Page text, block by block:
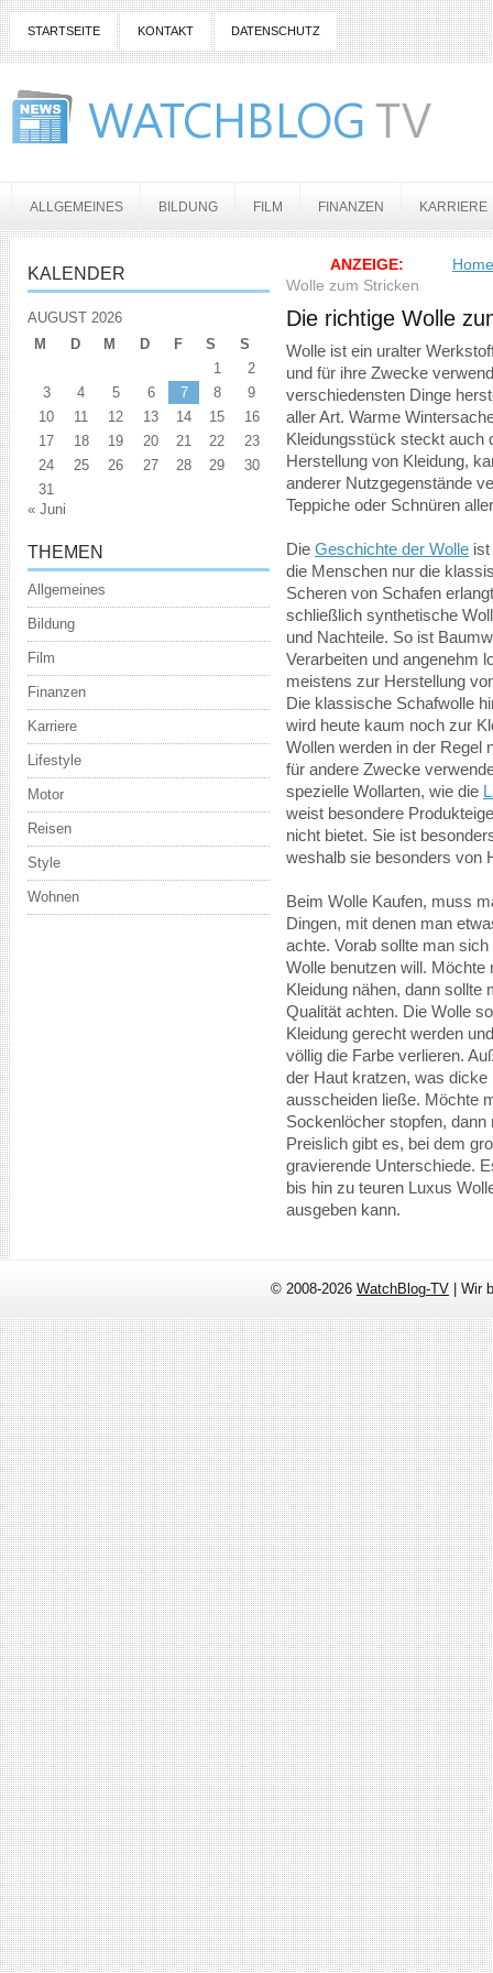
STARTSEITE KONTAKT DATENSCHUTZ
ALLGEMEINES BILDUNG FILM FINANZEN KARRIERE
ANZEIGE:
Home
Wolle zum Stricken
Die richtige Wolle
Wolle ist ein uralter
und für ihre Zwecke
verschiedensten Dinge
aller Art. Warme
Kleidungsstück steckt auch
Herstellung von Kleidung,
anderer Nutzgegenstände
Teppiche oder Schnüren
Die Geschichte der Wolle
die Menschen nur die
Scheren von Schafen
schließlich synthetische
und Nachteile. So ist
Verarbeiten und angenehm
meistens zur Herstellung
Die klassische Schafwolle
wird heute kaum noch zur
Wollen werden in der Regel
für andere Zwecke
spezielle Wollarten, wie die
weist besondere
nicht bietet. Sie ist
weshalb sie besonders von
Beim Wolle Kaufen, muss
Dingen, mit denen man
achte. Vorab sollte man
Wolle benutzen will.
Kleidung nähen, dann sollte
Qualität achten. Die Wolle
Kleidung gerecht werden
völlig die Farbe verlieren.
der Haut kratzen, was
ausscheiden ließe. Möchte
Sockenlöcher stopfen,
Preislich gibt es, bei dem
gravierende Unterschiede.
bis hin zu teuren Luxus
ausgeben kann.
KALENDER
AUGUST 2026
M
D M D F S
S
1
2
3
4 5 6 7 8
9
10
11 12 13 14 15
16
17
18 19 20 21 22
23
24
25 26 27 28 29
30
31
« Juni
THEMEN
Allgemeines
Bildung
Film
Finanzen
Karriere
Lifestyle
Motor
Reisen
Style
Wohnen
© 2008-2026 WatchBlog-TV | Wir